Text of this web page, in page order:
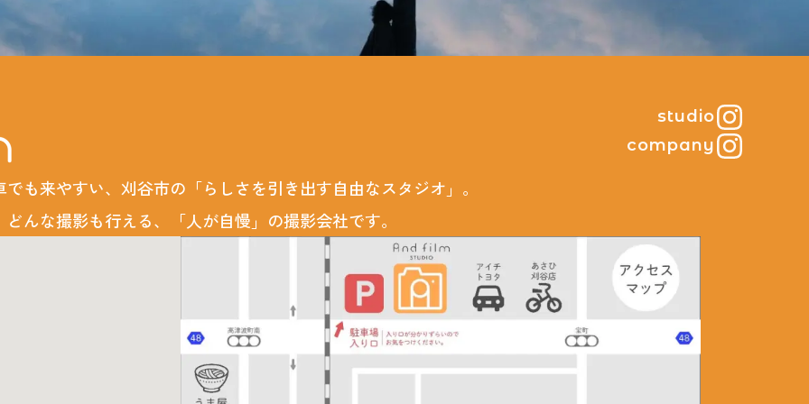
studio
company
も来やすい、刈谷市の「らしさを引き出す自由なスタジオ」。
どんな撮影も行える、「人が自慢」の撮影会社です。